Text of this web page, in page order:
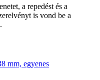
a repedést és a
is vond be a